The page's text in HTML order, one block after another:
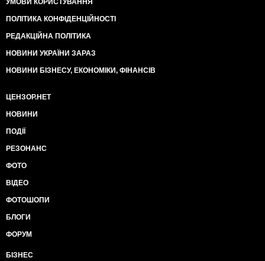
УМОВИ КОРИСТУВАННЯ
ПОЛІТИКА КОНФІДЕНЦІЙНОСТІ
РЕДАКЦІЙНА ПОЛІТИКА
НОВИНИ УКРАЇНИ ЗАРАЗ
НОВИНИ БІЗНЕСУ, ЕКОНОМІКИ, ФІНАНСІВ
ЦЕНЗОР.НЕТ
НОВИНИ
ПОДІЇ
РЕЗОНАНС
ФОТО
ВІДЕО
ФОТОШОПИ
БЛОГИ
ФОРУМ
БІЗНЕС